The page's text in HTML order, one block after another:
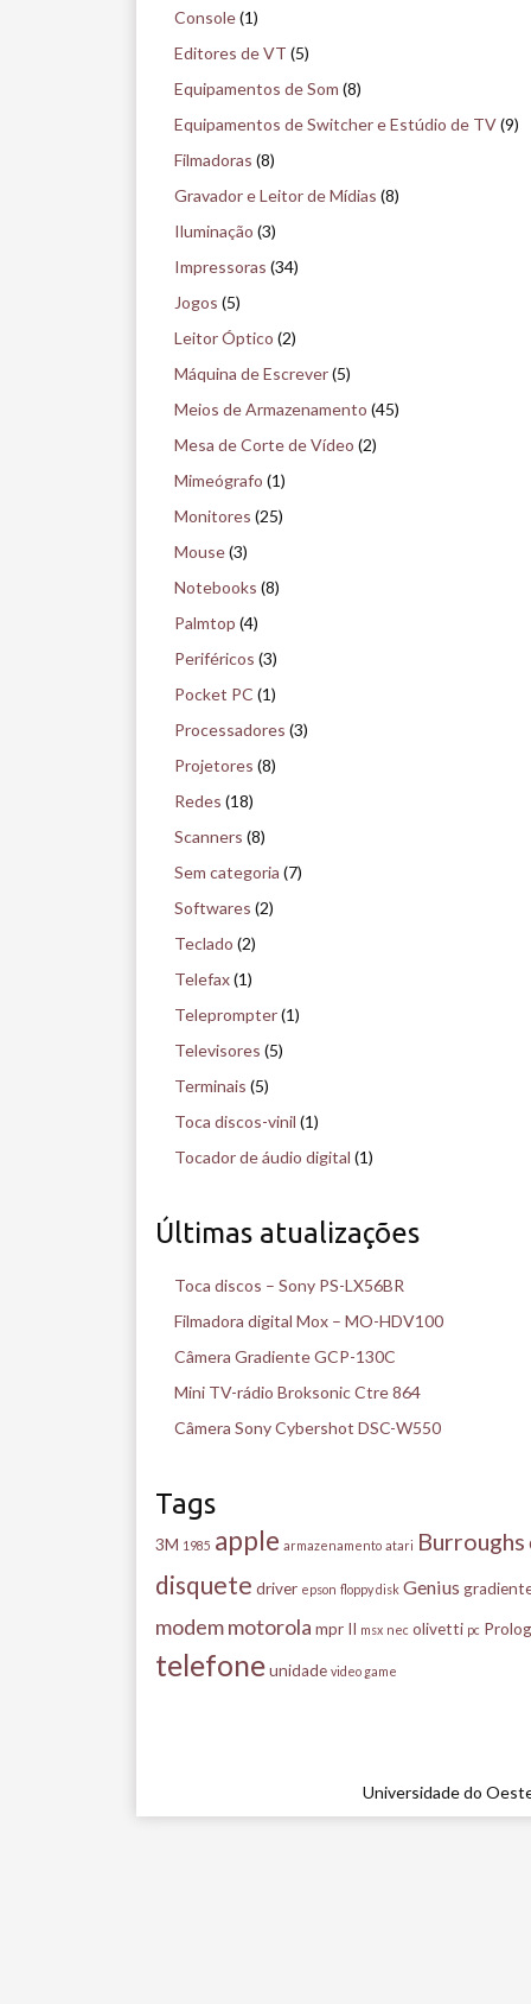
Console(1)
Editores de VT (5)
Equipamentos de Som (8)
Equipamentos de Switcher e Estúdio de TV(9)
Filmadoras (8)
Gravador e Leitor de Mídias (8)
Iluminação (3)
Impressoras (34)
Jogos (5)
Leitor Óptico (2)
Máquina de Escrever(5)
Meios de Armazenamento (45)
Mesa de Corte de Vídeo (2)
Mimeógrafo (1)
Monitores (25)
Mouse(3)
Notebooks (8)
Palmtop (4)
Periféricos (3)
Pocket PC (1)
Processadores (3)
Projetores (8)
Redes (18)
Scanners (8)
Sem categoria (7)
Softwares (2)
Teclado (2)
Telefax(1)
Teleprompter(1)
Televisores (5)
Terminais (5)
Toca discos-vinil (1)
Tocador de áudio digital (1)
Últimas atualizações
Toca discos – Sony PS-LX56BR
Filmadora digital Mox – MO-HDV100
Câmera Gradiente GCP-130C
Mini TV-rádio Broksonic Ctre 864
Câmera Sony Cybershot DSC-W550
Tags
3M 1985 apple armazenamento atari Burroughs
disquete driver epson floppy disk Genius
modemmotorola mpr II msx nec olivetti pc
telefoneunidade video game
Universidade do